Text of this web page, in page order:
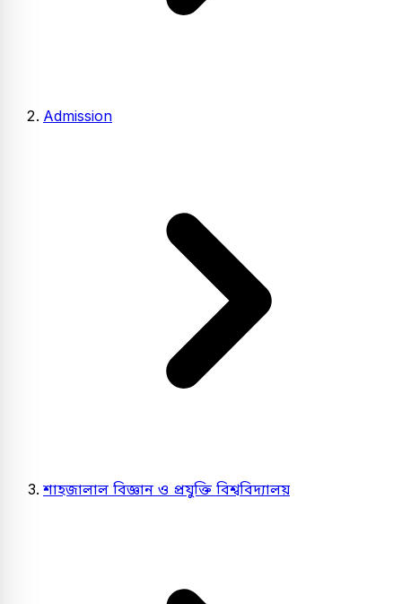
Admission
শাহজালাল বিজ্ঞান ও প্রযুক্তি বিশ্ববিদ্যালয়